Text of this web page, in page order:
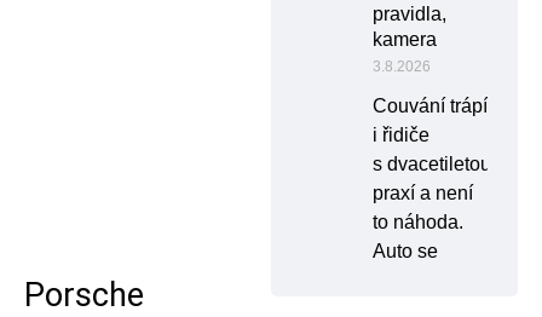
Porsche
pravidla,
kamera
3.8.2026
Couvání trápí
i řidiče
s dvacetiletou
praxí a není
to náhoda.
Auto se